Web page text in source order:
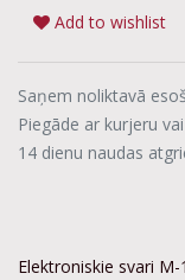
Add to wishlist
Saņem noliktavā
Piegāde ar kurjeru
14 dienu naudas
Elektroniskie svari